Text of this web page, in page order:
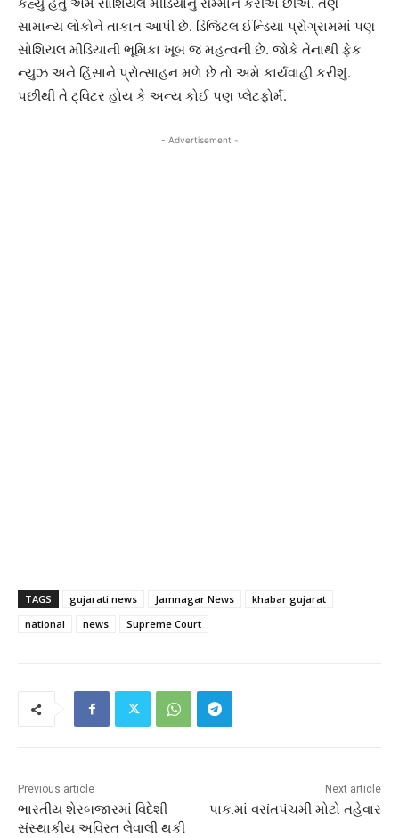
સામાન્ય લોકોને તાકાત આપી છે. ડિજિટલ ઈન્ડિયા પ્રોગ્રામમાં પણ
સોશિયલ મીડિયાની ભૂમિકા ખૂબ જ મહત્વની છે. જોકે તેનાથી ફેક
ન્યુઝ અને હિંસાને પ્રોત્સાહન મળે છે તો અમે કાર્યવાહી કરીશું.
પછીથી તે ટ્વિટર હોય કે અન્ય કોઈ પણ પ્લેટફોર્મ.
- Advertisement -
TAGS gujarati news Jamnagar News
khabar gujarat
national
news Supreme Court
Previous article
ભારતીય શેરબજારમાં વિદેશી
સંસ્થાકીય અવિરત લેવાલી થકી
Next article
પાક.માં વસંતપંચમી મોટો તહેવાર